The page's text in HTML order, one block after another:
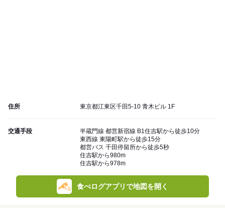
住所 東京都江東区千田5-10 青木ビル 1F
交通手段
半蔵門線 都営新宿線 B1住吉駅から徒歩10分
東西線 東陽町駅から徒歩15分
都営バス 千田停留所から徒歩5秒
住吉駅から980m
住吉駅から978m
食べログアプリで地図を開く